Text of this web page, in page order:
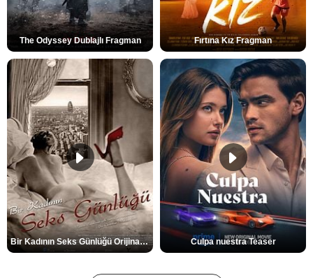
The Odyssey Dublajlı Fragman Fırtına Kız Fragman
Bir Kadının Seks Günlüğü Orijinal Fragman Culpa nuestra Teaser